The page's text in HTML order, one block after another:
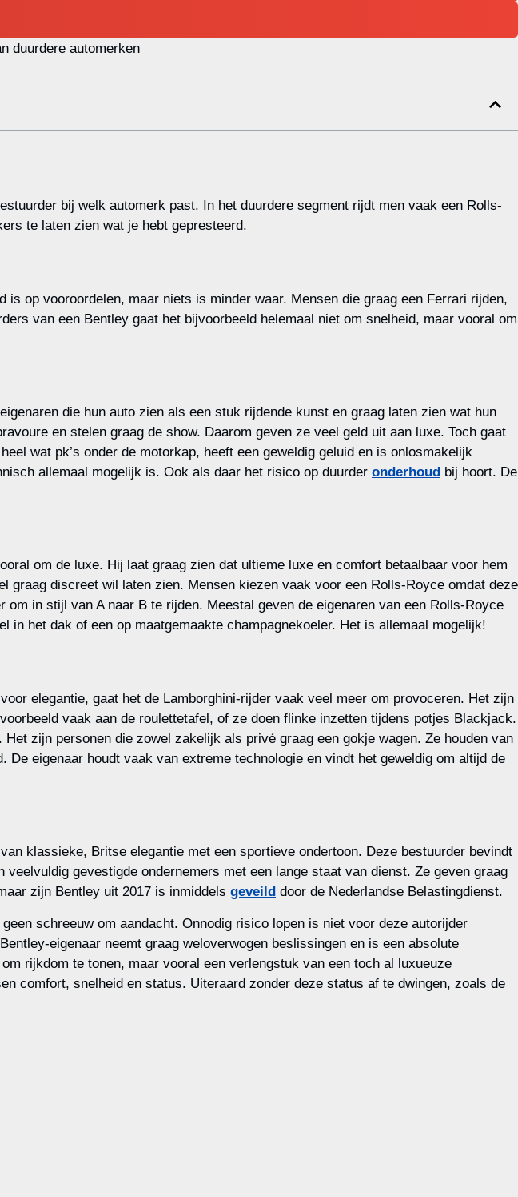
bij welk automerk past. In het duurdere segment rijdt men vaak een Rolls-
te laten zien wat je hebt gepresteerd.
op vooroordelen, maar niets is minder waar. Mensen die graag een Ferrari rijden,
van een Bentley gaat het bijvoorbeeld helemaal niet om snelheid, maar vooral om
die hun auto zien als een stuk rijdende kunst en graag laten zien wat hun
en stelen graag de show. Daarom geven ze veel geld uit aan luxe. Toch gaat
wat pk’s onder de motorkap, heeft een geweldig geluid en is onlosmakelijk
allemaal mogelijk is. Ook als daar het risico op duurder onderhoud bij hoort. De
om de luxe. Hij laat graag zien dat ultieme luxe en comfort betaalbaar voor hem
discreet wil laten zien. Mensen kiezen vaak voor een Rolls-Royce omdat deze
in stijl van A naar B te rijden. Meestal geven de eigenaren van een Rolls-Royce
het dak of een op maatgemaakte champagnekoeler. Het is allemaal mogelijk!
elegantie, gaat het de Lamborghini-rijder vaak veel meer om provoceren. Het zijn
vaak aan de roulettetafel, of ze doen flinke inzetten tijdens potjes Blackjack.
zijn personen die zowel zakelijk als privé graag een gokje wagen. Ze houden van
eigenaar houdt vaak van extreme technologie en vindt het geweldig om altijd de
klassieke, Britse elegantie met een sportieve ondertoon. Deze bestuurder bevindt
gevestigde ondernemers met een lange staat van dienst. Ze geven graag
zijn Bentley uit 2017 is inmiddels geveild door de Nederlandse Belastingdienst.
schreeuw om aandacht. Onnodig risico lopen is niet voor deze autorijder
eigenaar neemt graag weloverwogen beslissingen en is een absolute
rijkdom te tonen, maar vooral een verlengstuk van een toch al luxueuze
comfort, snelheid en status. Uiteraard zonder deze status af te dwingen, zoals de